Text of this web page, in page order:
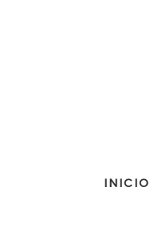
INICIO